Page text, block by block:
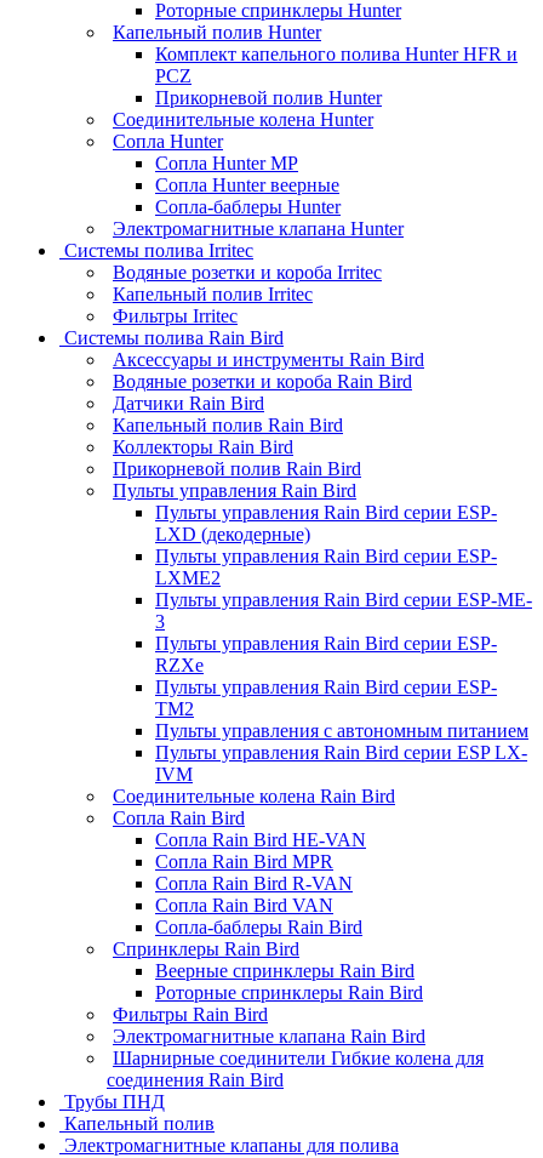
Роторные спринклеры Hunter
Капельный полив Hunter
Комплект капельного полива Hunter HFR и
PCZ
Прикорневой полив Hunter
Соединительные колена Hunter
Сопла Hunter
Сопла Hunter MP
Сопла Hunter веерные
Сопла-баблеры Hunter
Электромагнитные клапана Hunter
Системы полива Irritec
Водяные розетки и короба Irritec
Капельный полив Irritec
Фильтры Irritec
Системы полива Rain Bird
Аксессуары и инструменты Rain Bird
Водяные розетки и короба Rain Bird
Датчики Rain Bird
Капельный полив Rain Bird
Коллекторы Rain Bird
Прикорневой полив Rain Bird
Пульты управления Rain Bird
Пульты управления Rain Bird серии ESP-
LXD (декодерные)
Пульты управления Rain Bird серии ESP-
LXME2
Пульты управления Rain Bird серии ESP-ME-
3
Пульты управления Rain Bird серии ESP-
RZXe
Пульты управления Rain Bird серии ESP-
TM2
Пульты управления с автономным питанием
Пульты управления Rain Bird серии ESP LX-
IVM
Соединительные колена Rain Bird
Сопла Rain Bird
Сопла Rain Bird HE-VAN
Сопла Rain Bird MPR
Сопла Rain Bird R-VAN
Сопла Rain Bird VAN
Сопла-баблеры Rain Bird
Спринклеры Rain Bird
Веерные спринклеры Rain Bird
Роторные спринклеры Rain Bird
Фильтры Rain Bird
Электромагнитные клапана Rain Bird
Шарнирные соединители Гибкие колена для
соединения Rain Bird
Трубы ПНД
Капельный полив
Электромагнитные клапаны для полива